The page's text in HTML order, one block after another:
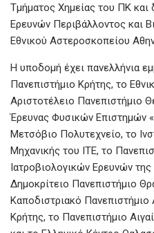
Τμήματος Χημείας του ΠΚ και
Ερευνών Περιβάλλοντος και
Εθνικού Αστεροσκοπείου
Η υποδομή έχει πανελλήνια
Πανεπιστήμιο Κρήτης, το
Αριστοτέλειο Πανεπιστήμιο
Έρευνας Φυσικών Επιστημών
Μετσόβιο Πολυτεχνείο, το
Μηχανικής του ΙΤΕ, το
Ιατροβιολογικών Ερευνών
Δημοκρίτειο Πανεπιστήμιο
Καποδιστριακό
Κρήτης, το Πανεπιστήμιο